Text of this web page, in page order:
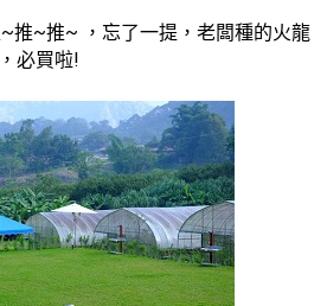
~推~推~ ，忘了一提，老闆種的火龍
必買啦!